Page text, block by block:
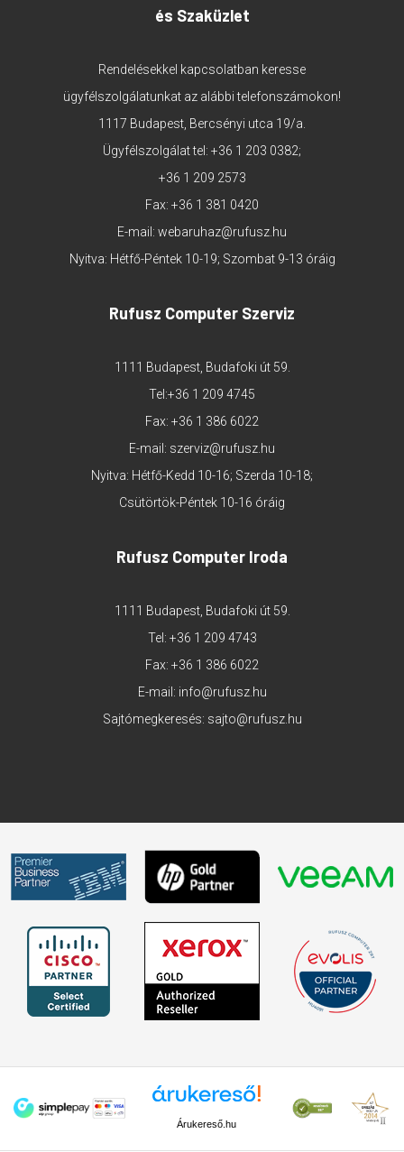
és Szaküzlet
Rendelésekkel kapcsolatban keresse
ügyfélszolgálatunkat az alábbi telefonszámokon!
1117 Budapest, Bercsényi utca 19/a.
Ügyfélszolgálat tel: +36 1 203 0382;
+36 1 209 2573
Fax: +36 1 381 0420
E-mail: webaruhaz@rufusz.hu
Nyitva: Hétfő-Péntek 10-19; Szombat 9-13 óráig
Rufusz Computer Szerviz
1111 Budapest, Budafoki út 59.
Tel:+36 1 209 4745
Fax: +36 1 386 6022
E-mail: szerviz@rufusz.hu
Nyitva: Hétfő-Kedd 10-16; Szerda 10-18;
Csütörtök-Péntek 10-16 óráig
Rufusz Computer Iroda
1111 Budapest, Budafoki út 59.
Tel: +36 1 209 4743
Fax: +36 1 386 6022
E-mail: info@rufusz.hu
Sajtómegkeresés: sajto@rufusz.hu
Árukereső.hu